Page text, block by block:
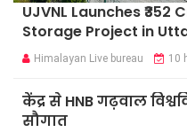
UJVNL Launches
Storage Project in
Himalayan Live bureau 10
केंद्र से HNB गढ़वाल
सौगात